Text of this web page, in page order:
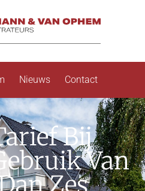
Nieuws Contact
Bij
Van